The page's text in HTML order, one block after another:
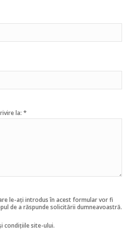
la: *
le-ați introdus în acest formular vor fi
de a răspunde solicitării dumneavoastră.
condițiilesite-ului.